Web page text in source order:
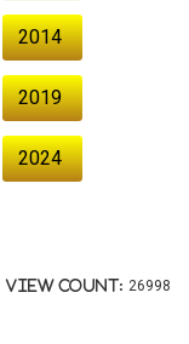
2014
2019
2024
View count: 26998